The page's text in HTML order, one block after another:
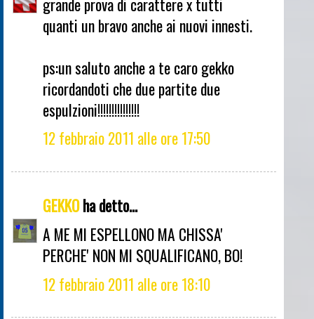
quanti un bravo anche ai nuovi innesti.
ps:un saluto anche a te caro gekko
ricordandoti che due partite due
espulzioni!!!!!!!!!!!!!!!
12 febbraio 2011 alle ore 17:50
GEKKOha detto...
A ME MI ESPELLONO MA CHISSA'
PERCHE' NON MI SQUALIFICANO, BO!
12 febbraio 2011 alle ore 18:10